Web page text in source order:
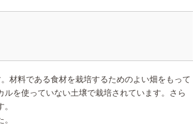
材料である食材を栽培するためのよい畑をもって
を使っていない土壌で栽培されています。さら